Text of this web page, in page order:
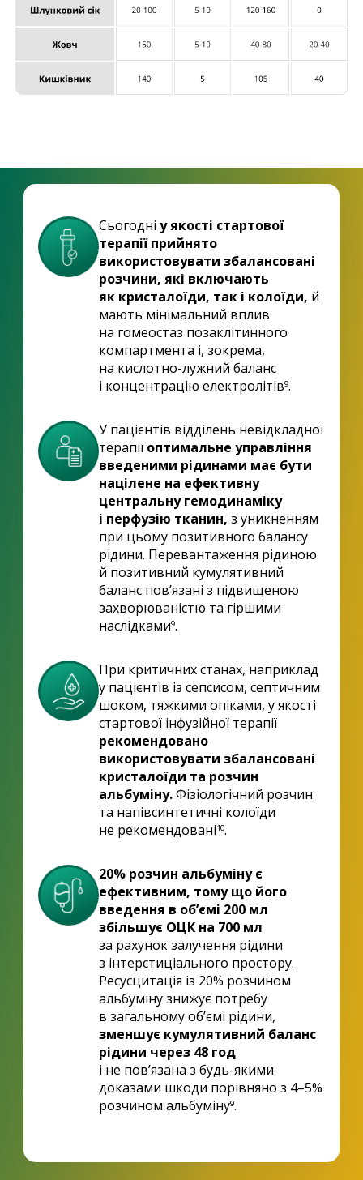
Сьогодні у якості стартової
терапії прийнято
використовувати збалансовані
розчини, які включають
як кристалоїди, так і колоїди, й
мають мінімальний вплив
на гомеостаз позаклітинного
компартмента і, зокрема,
на кислотно-лужний баланс
і концентрацію електролітів9.
У пацієнтів відділень невідкладної
терапії оптимальне управління
введеними рідинами має бути
націлене на ефективну
центральну гемодинаміку
і перфузію тканин, з уникненням
при цьому позитивного балансу
рідини. Перевантаження рідиною
й позитивний кумулятивний
баланс пов’язані з підвищеною
захворюваністю та гіршими
наслідками9.
При критичних станах, наприклад
у пацієнтів із сепсисом, септичним
шоком, тяжкими опіками, у якості
стартової інфузійної терапії
рекомендовано
використовувати збалансовані
кристалоїди та розчин
альбуміну.Фізіологічний розчин
та напівсинтетичні колоїди
не рекомендовані10.
20% розчин альбуміну є
ефективним, тому що його
введення в об’ємі 200 мл
збільшує ОЦК на 700 мл
за рахунок залучення рідини
з інтерстиціального простору.
Ресусцитація із 20% розчином
альбуміну знижує потребу
в загальному об’ємі рідини,
зменшує кумулятивний баланс
рідини через 48 год
і не пов’язана з будь-якими
доказами шкоди порівняно з 4–5%
розчином альбуміну9.